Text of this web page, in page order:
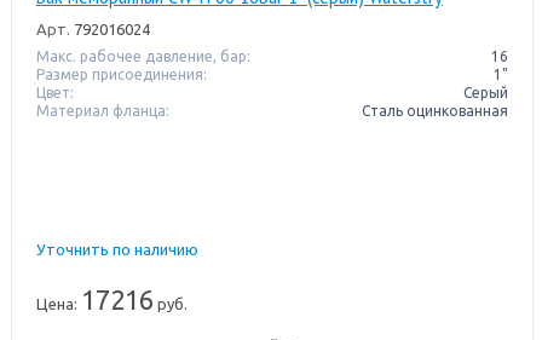
Арт. 792016024
Макс. рабочее давление, бар:
16
Размер присоединения:
1"
Цвет:
Серый
Материал фланца:
Сталь оцинкованная
Уточнить по наличию
Цена: 17216 руб.